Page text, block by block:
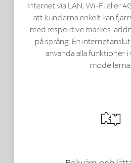
Internet via LAN, Wi-Fi eller
att kunderna enkelt kan
med respektive märkes
på språng. En
använda alla funktioner i
modellerna.